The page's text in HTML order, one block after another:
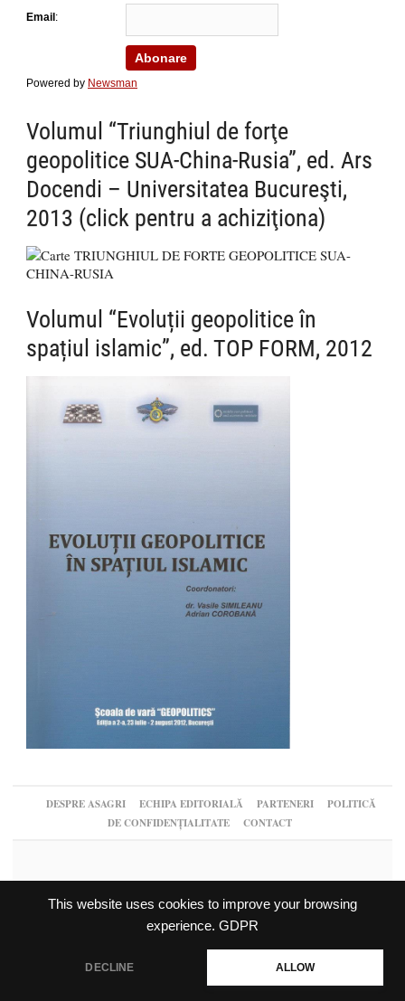
This website uses cookies to improve your browsing
experience. GDPR
DECLINE ALLOW
Email:
Powered by Newsman
Volumul “Triunghiul de forţe
geopolitice SUA-China-Rusia”, ed. Ars
Docendi – Universitatea Bucureşti,
2013 (click pentru a achiziţiona)
Volumul “Evoluții geopolitice în
spațiul islamic”, ed. TOP FORM, 2012
DESPRE ASAGRI ECHIPA EDITORIALĂ PARTENERI
POLITICĂ
DE CONFIDENȚIALITATE
CONTACT
Powered by WordPress-Gabfire Themes